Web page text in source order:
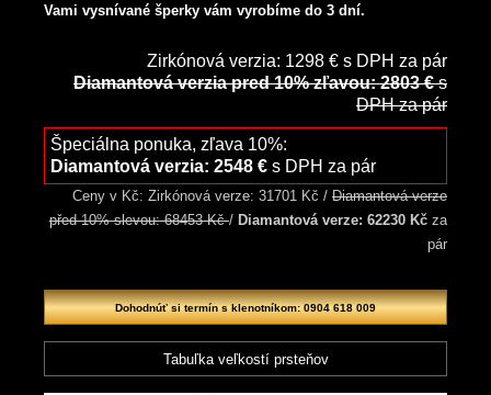
Vami vysnívané šperky vám vyrobíme do 3 dní.
Zirkónová verzia: 1298 € s DPH za pár
Diamantová verzia pred 10% zľavou: 2803 €s
DPH za pár
Špeciálna ponuka, zľava 10%:
Diamantová verzia: 2548 € s DPH za pár
Ceny v Kč: Zirkónová verze: 31701 Kč / Diamantová verze
před 10% slevou: 68453 Kč/ Diamantová verze: 62230 Kč za
pár
Dohodnúť si termín s klenotníkom: 0904 618 009
Tabuľka veľkostí prsteňov